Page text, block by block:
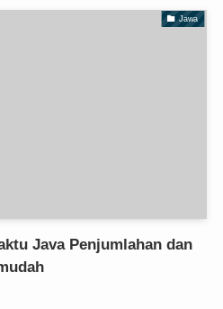
Jawa
Java Penjumlahan dan